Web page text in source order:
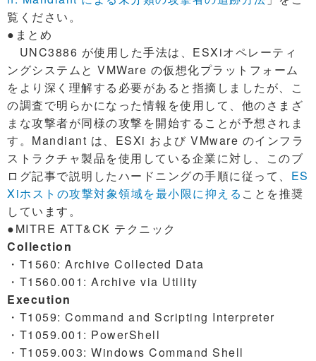
覧ください。
●まとめ
UNC3886 が使用した手法は、ESXiオペレーティ
ングシステムと VMWare の仮想化プラットフォーム
をより深く理解する必要があると指摘しましたが、こ
の調査で明らかになった情報を使用して、他のさまざ
まな攻撃者が同様の攻撃を開始することが予想されま
す。Mandiant は、ESXi および VMware のインフラ
ストラクチャ製品を使用している企業に対し、このブ
ログ記事で説明したハードニングの手順に従って、 ES
Xiホストの攻撃対象領域を最小限に抑える ことを推奨
しています。
●MITRE ATT&CK テクニック
Collection
・T1560: Archive Collected Data
・T1560.001: Archive via Utility
Execution
・T1059: Command and Scripting Interpreter
・T1059.001: PowerShell
・T1059.003: Windows Command Shell